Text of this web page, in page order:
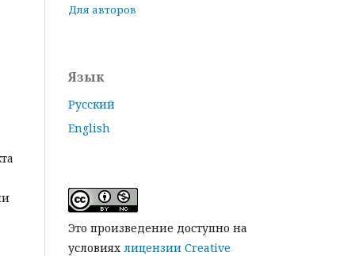
Для авторов
Язык
Русский
English
Это произведение доступно на
условиях лицензии Creative